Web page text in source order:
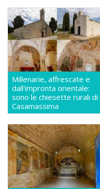
Millenarie, affrescate e
dall'impronta orientale:
sono le chiesette rurali di
Casamassima